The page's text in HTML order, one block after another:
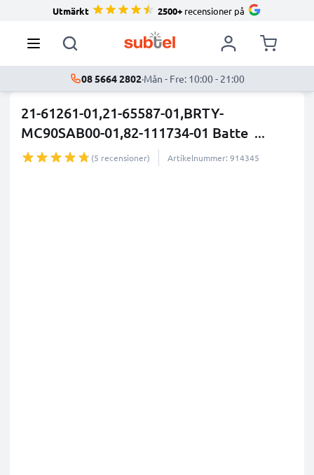
Utmärkt 2500+ recensioner på
08 5664 2802·Mån - Fre: 10:00 - 21:00
21-61261-01,21-65587-01,BRTY-
MC90SAB00-01,82-111734-01 Batte ...
mer
(5 recensioner) Artikelnummer: 914345